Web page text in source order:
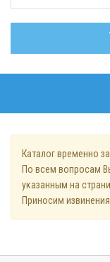
Каталог временно
По всем вопросам
указанным на
Приносим